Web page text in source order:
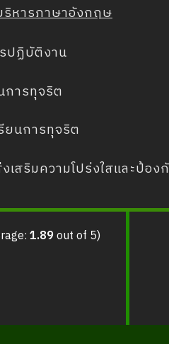
ริหารภาษาอังกฤษ
ปฏิบัติงาน
ารทุจริต
ยนการทุจริต
เสริมความโปร่งใสและป้อ
1.89out of 5)